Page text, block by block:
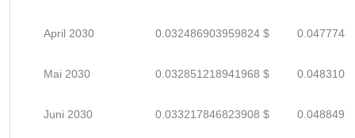
April 2030 0.032486903959824 $
Mai 2030 0.032851218941968 $
Juni 2030 0.033217846823908 $